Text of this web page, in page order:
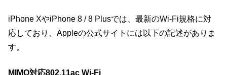
iPhone XやiPhone 8 / 8 Plusでは、最新のWi-Fi規格に対
応しており、Appleの公式サイトには以下の記述がありま
す。
MIMO対応802.11ac Wi-Fi